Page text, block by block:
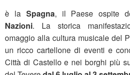
è la Spagna, il Paese ospite
Nazioni. La storica
omaggio alla cultura musicale del
un ricco cartellone di eventi e
Città di Castello e nei borghi più